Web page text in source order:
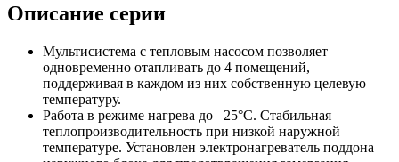
Описание серии
Мультисистема с тепловым насосом позволяет
одновременно отапливать до 4 помещений,
поддерживая в каждом из них собственную целевую
температуру.
Работа в режиме нагрева до –25°С. Стабильная
теплопроизводительность при низкой наружной
температуре. Установлен электронагреватель поддона